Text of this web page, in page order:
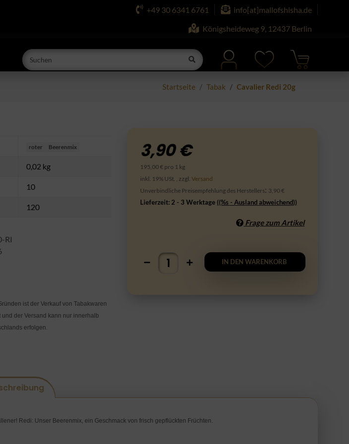
+49 30 6341 6761
info[at]mallofshisha.de
Königsheideweg 9, 12437 Berlin
Startseite Tabak Cavalier Redi 20g
roter Beerenmix
0,02 kg
10
120
RI
ist der Verkauf von Tabakwaren
der Versand kann nur innerhalb
erfolgen.
3,90 €
195,00 € pro 1 kg
inkl. 19% USt. , zzgl.Versand
Unverbindliche Preisempfehlung des Herstellers: 3,90 €
Lieferzeit: 2 - 3 Werktage ((%s - Ausland abweichend))
Frage zum Artikel
IN DEN WARENKORB
Redi: Unser Beerenmix, ein Geschmack von frisch gepflückten Früchten.